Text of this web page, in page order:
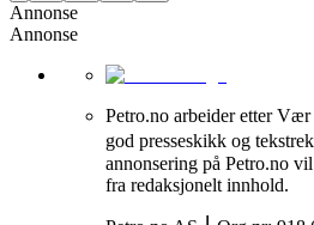
Annonse
Annonse
Petro.no arbeider etter
god presseskikk og
annonsering på Petro.no
fra redaksjonelt innhold.